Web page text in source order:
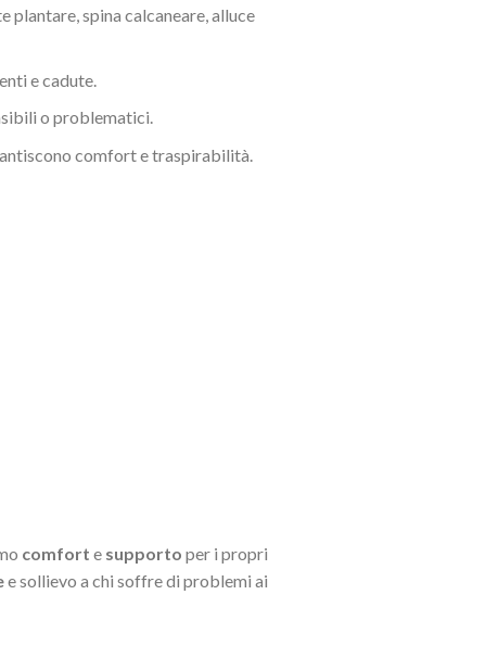
plantare, spina calcaneare, alluce
e cadute.
o problematici.
comfort e traspirabilità.
comfort e supporto per i propri
e sollievo a chi soffre di problemi ai